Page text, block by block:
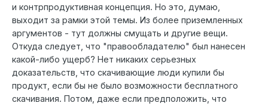
и контрпродуктивная концепция. Но это, думаю,
выходит за рамки этой темы. Из более приземленных
аргументов - тут должны смущать и другие вещи.
Откуда следует, что "правообладателю" был нанесен
какой-либо ущерб? Нет никаких серьезных
доказательств, что скачивающие люди купили бы
продукт, если бы не было возможности бесплатного
скачивания. Потом, даже если предположить, что